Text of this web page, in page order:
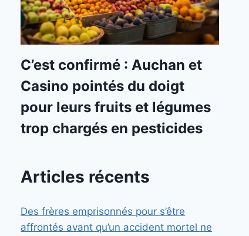
C’est confirmé : Auchan et
Casino pointés du doigt
pour leurs fruits et légumes
trop chargés en pesticides
Articles récents
Des frères emprisonnés pour s’être
affrontés avant qu’un accident mortel ne